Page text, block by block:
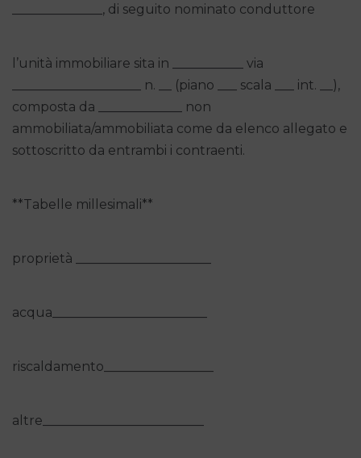
______________, di seguito nominato conduttore
l’unità immobiliare sita in ___________ via
____________________ n. __ (piano ___ scala ___ int. __),
composta da _____________ non
ammobiliata/ammobiliata come da elenco allegato e
sottoscritto da entrambi i contraenti.
**Tabelle millesimali**
proprietà _____________________
acqua________________________
riscaldamento_________________
altre_________________________